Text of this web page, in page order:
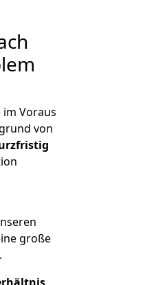
Voraus
von
große